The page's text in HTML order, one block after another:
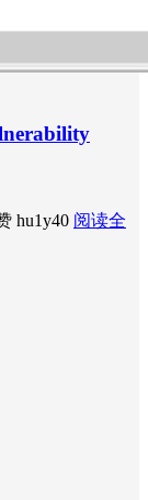
hu1y40 阅读全